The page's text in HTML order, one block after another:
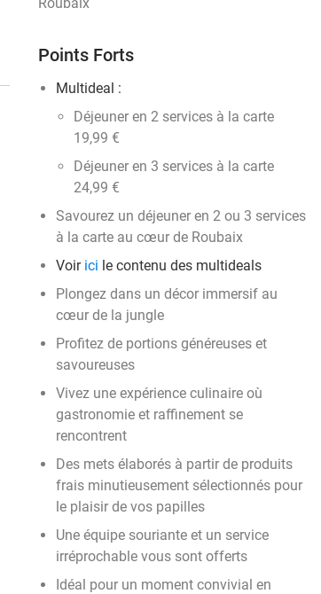
Points Forts
Multideal :
Déjeuner en 2 services à la carte
19,99 €
Déjeuner en 3 services à la carte
24,99 €
Savourez un déjeuner en 2 ou 3 services
à la carte au cœur de Roubaix
Voir ici le contenu des multideals
Plongez dans un décor immersif au
cœur de la jungle
Profitez de portions généreuses et
savoureuses
Vivez une expérience culinaire où
gastronomie et raffinement se
rencontrent
Des mets élaborés à partir de produits
frais minutieusement sélectionnés pour
le plaisir de vos papilles
Une équipe souriante et un service
irréprochable vous sont offerts
Idéal pour un moment convivial en